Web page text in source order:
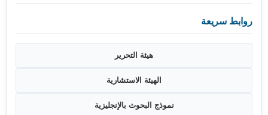
روابط سريعة
هيئة التحرير
الهيئة الاستشارية
نموذج البحوث بالإنجليزية